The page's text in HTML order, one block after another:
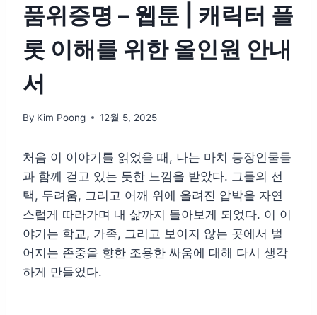
품위증명 – 웹툰 | 캐릭터 플
롯 이해를 위한 올인원 안내
서
By Kim Poong 12월 5, 2025
처음 이 이야기를 읽었을 때, 나는 마치 등장인물들
과 함께 걷고 있는 듯한 느낌을 받았다. 그들의 선
택, 두려움, 그리고 어깨 위에 올려진 압박을 자연
스럽게 따라가며 내 삶까지 돌아보게 되었다. 이 이
야기는 학교, 가족, 그리고 보이지 않는 곳에서 벌
어지는 존중을 향한 조용한 싸움에 대해 다시 생각
하게 만들었다.